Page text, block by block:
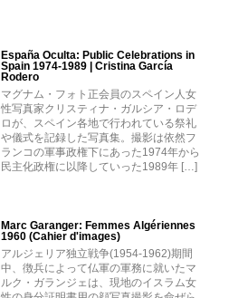
España Oculta: Public Celebrations in
Spain 1974-1989 | Cristina García
Rodero
マグナム・フォト正会員のスペイン人女
性写真家クリスティナ・ガルシア・ロデ
ロが、スペイン各地で行われている祭礼
や儀式を記録した写真集。撮影は依然フ
ランコの軍事政権下にあった1974年から
民主化政権に以降していった1989年 […]
Marc Garanger: Femmes Algériennes
1960 (Cahier d'images)
アルジェリア独立戦争(1954-1962)期間
中、徴兵によって仏軍の軍務に就いたマ
ルク・ガランジェは、現地のイスラム女